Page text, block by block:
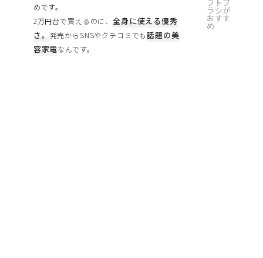
めです。
2万円台で買えるのに、全身に使える優秀
さ。 発売からSNSやクチコミでも話題の美
容家電なんです。